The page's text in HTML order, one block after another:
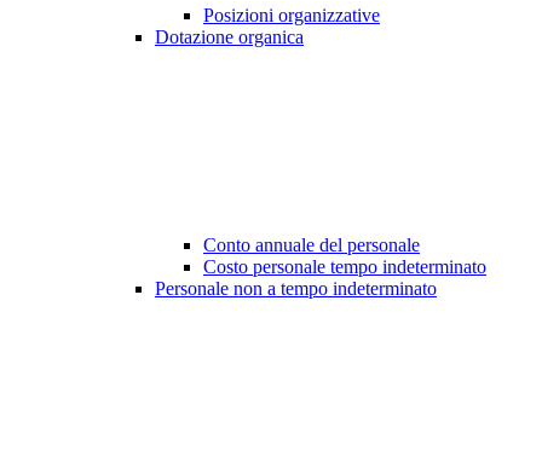
Posizioni organizzative
Dotazione organica
Conto annuale del personale
Costo personale tempo indeterminato
Personale non a tempo indeterminato